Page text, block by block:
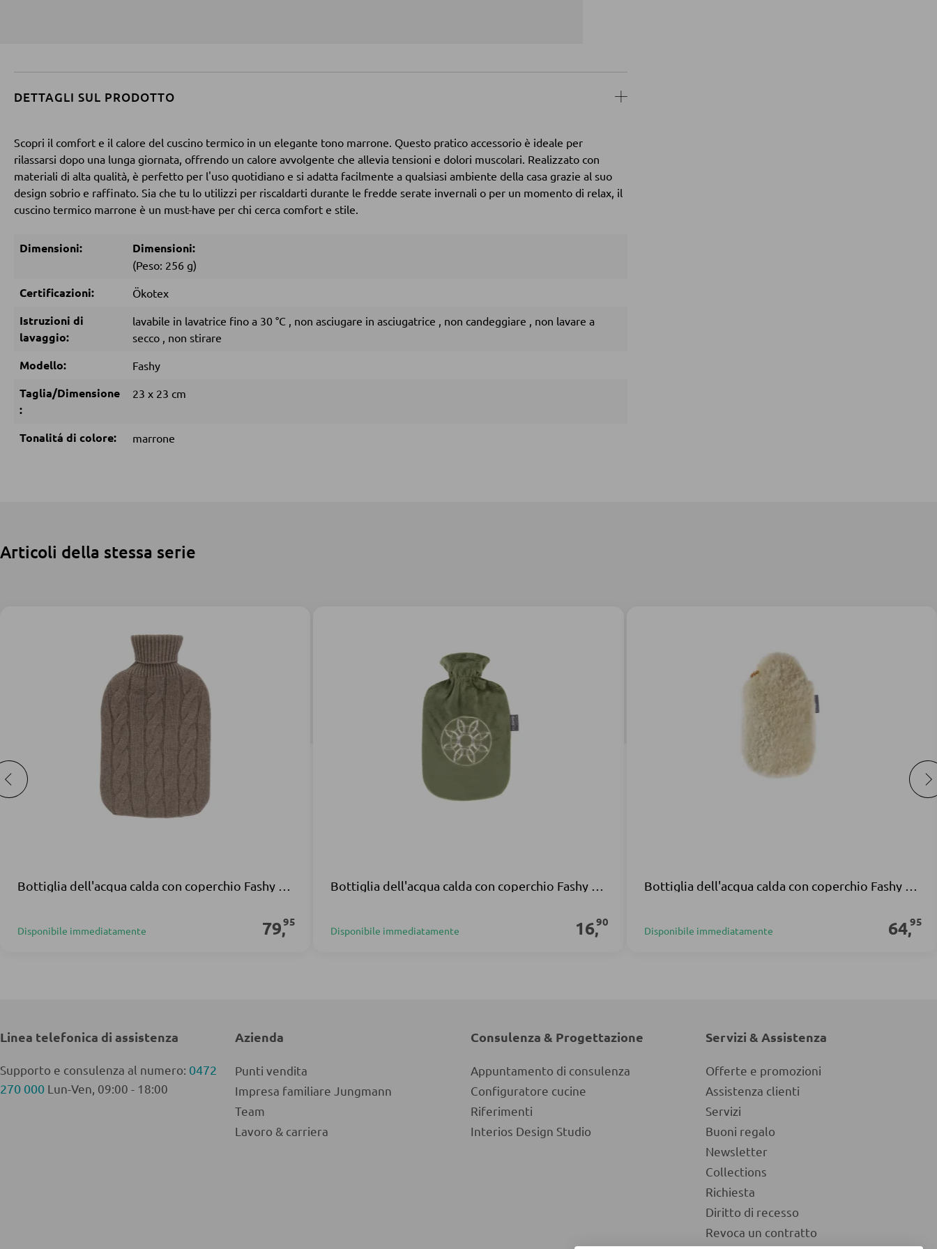
DETTAGLI SUL PRODOTTO
Scopri il comfort e il calore del cuscino termico in un elegante tono marrone. Questo pratico accessorio è ideale per
rilassarsi dopo una lunga giornata, offrendo un calore avvolgente che allevia tensioni e dolori muscolari. Realizzato con
materiali di alta qualità, è perfetto per l'uso quotidiano e si adatta facilmente a qualsiasi ambiente della casa grazie al suo
design sobrio e raffinato. Sia che tu lo utilizzi per riscaldarti durante le fredde serate invernali o per un momento di relax, il
cuscino termico marrone è un must-have per chi cerca comfort e stile.
Dimensioni: Dimensioni:
(Peso: 256 g)
Certificazioni: Ökotex
Istruzioni di
lavaggio:
lavabile in lavatrice fino a 30 °C non asciugare in asciugatrice non candeggiare
non lavare a
secco
non stirare
Modello: Fashy
Taglia/Dimensione
:
23 x 23 cm
Tonalitá di colore: marrone
Articoli della stessa serie
Disponibile immediatamente 79,95
Disponibile immediatamente 16,90
Disponibile immediatamente 64,95
Linea telefonica di assistenza
Supporto e consulenza al numero: 0472
270 000 Lun-Ven, 09:00 - 18:00
Azienda
Punti vendita
Impresa familiare Jungmann
Team
Lavoro & carriera
Consulenza & Progettazione
Appuntamento di consulenza
Configuratore cucine
Riferimenti
Interios Design Studio
Servizi & Assistenza
Offerte e promozioni
Assistenza clienti
Servizi
Buoni regalo
Newsletter
Collections
Richiesta
Diritto di recesso
Revoca un contratto